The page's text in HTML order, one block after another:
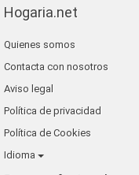
Hogaria.net
Quienes somos
Contacta con nosotros
Aviso legal
Política de privacidad
Política de Cookies
Idioma